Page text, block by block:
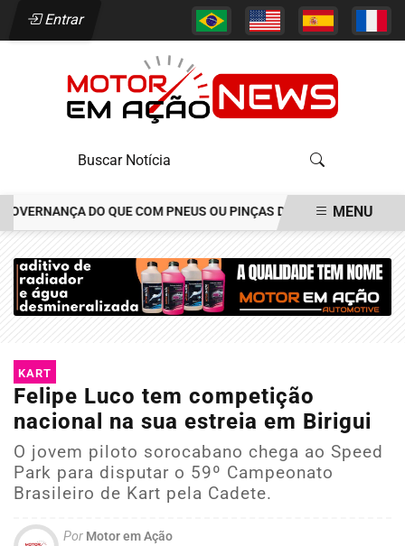
Entrar
DO QUE COM PNEUS OU PINÇAS DE FREIOS MENU
KART
Felipe Luco tem competição
nacional na sua estreia em Birigui
O jovem piloto sorocabano chega ao Speed
Park para disputar o 59º Campeonato
Brasileiro de Kart pela Cadete.
Por Motor em Ação